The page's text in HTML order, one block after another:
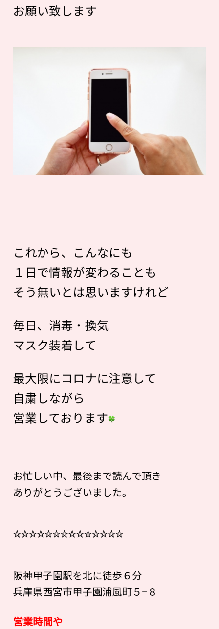
お願い致します
これから、こんなにも
１日で情報が変わることも
そう無いとは思いますけれど
毎日、消毒・換気
マスク装着して
最大限にコロナに注意して
自粛しながら
営業しております
お忙しい中、最後まで読んで頂き
ありがとうございました。
☆☆☆☆☆☆☆☆☆☆☆☆☆☆
阪神甲子園駅を北に徒歩６分
兵庫県西宮市甲子園浦風町５−８
営業時間や